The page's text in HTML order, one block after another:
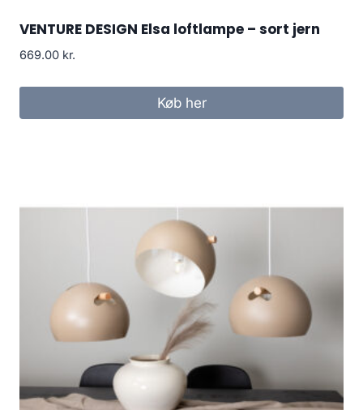
VENTURE DESIGN Elsa loftlampe – sort jern
669.00 kr.
Køb her